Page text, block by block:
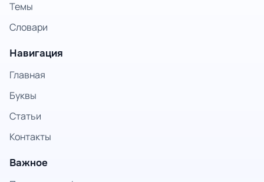
Темы
Словари
Навигация
Главная
Буквы
Статьи
Контакты
Важное